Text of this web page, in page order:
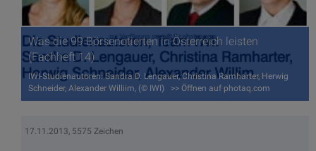
Was die 99 Börsenotierten in Österreich leisten
(Fachheft 14)
IWI-Studienautoren: Sandra D. Lengauer, Christina Ramharter, Herwig
Schneider, Alexander Williim, (© IWI) >> Öffnen auf photaq.com
17.11.2013, 5575 Zeichen